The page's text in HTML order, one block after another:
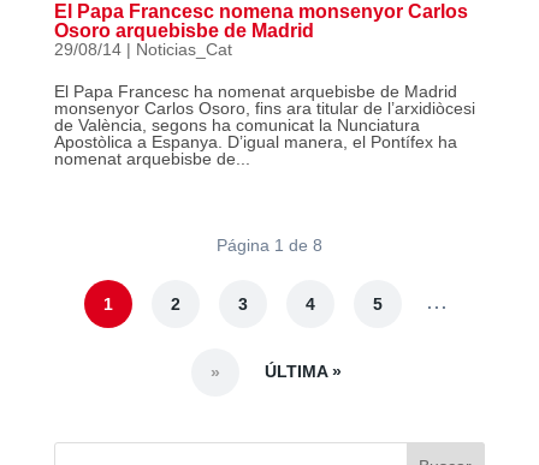
El Papa Francesc nomena monsenyor Carlos
Osoro arquebisbe de Madrid
29/08/14| Noticias_Cat
El Papa Francesc ha nomenat arquebisbe de Madrid
monsenyor Carlos Osoro, fins ara titular de l’arxidiòcesi
de València, segons ha comunicat la Nunciatura
Apostòlica a Espanya. D’igual manera, el Pontífex ha
nomenat arquebisbe de...
Página 1 de 8
1 2 3 4 5 ...
» ÚLTIMA »